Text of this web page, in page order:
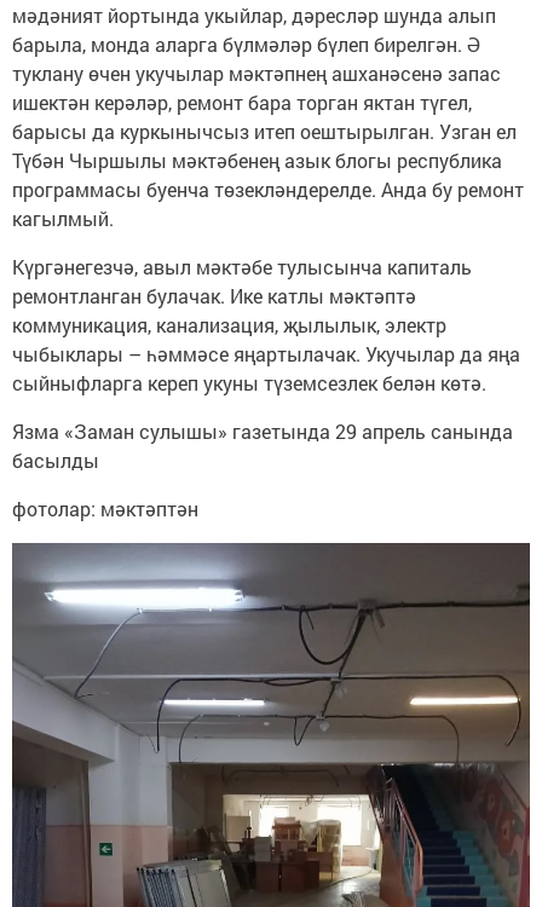
мәдәният йортында укыйлар, дәресләр шунда алып
барыла, монда аларга бүлмәләр бүлеп бирелгән. Ә
туклану өчен укучылар мәктәпнең ашханәсенә запас
ишектән керәләр, ремонт бара торган яктан түгел,
барысы да куркынычсыз итеп оештырылган. Узган ел
Түбән Чыршылы мәктәбенең азык блогы республика
программасы буенча төзекләндерелде. Анда бу ремонт
кагылмый.
Күргәнегезчә, авыл мәктәбе тулысынча капиталь
ремонтланган булачак. Ике катлы мәктәптә
коммуникация, канализация, җылылык, электр
чыбыклары – һәммәсе яңартылачак. Укучылар да яңа
сыйныфларга кереп укуны түземсезлек белән көтә.
Язма «Заман сулышы» газетында 29 апрель санында
басылды
фотолар: мәктәптән